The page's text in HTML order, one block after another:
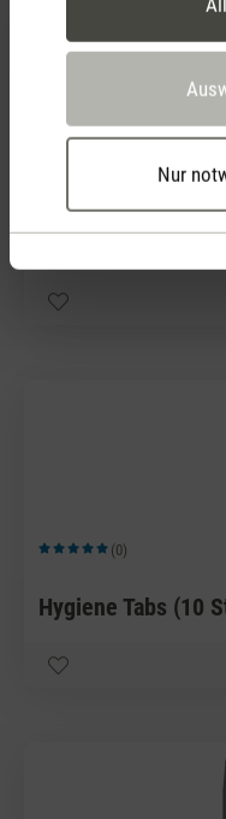
Nur
Durchschnittliche Bewertung
(0)
Hygiene Tabs (10